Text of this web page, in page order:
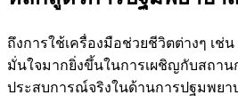
ถึงการใช้เครื่องมือช่วยชีวิตต่างๆ เ
มั่นใจมากยิ่งขึ้นในการเผชิญกับสถาน
ประสบการณ์จริงในด้านการปฐมพย